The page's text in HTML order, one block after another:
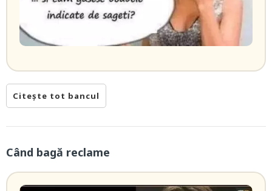
Citește tot bancul
Când bagă reclame